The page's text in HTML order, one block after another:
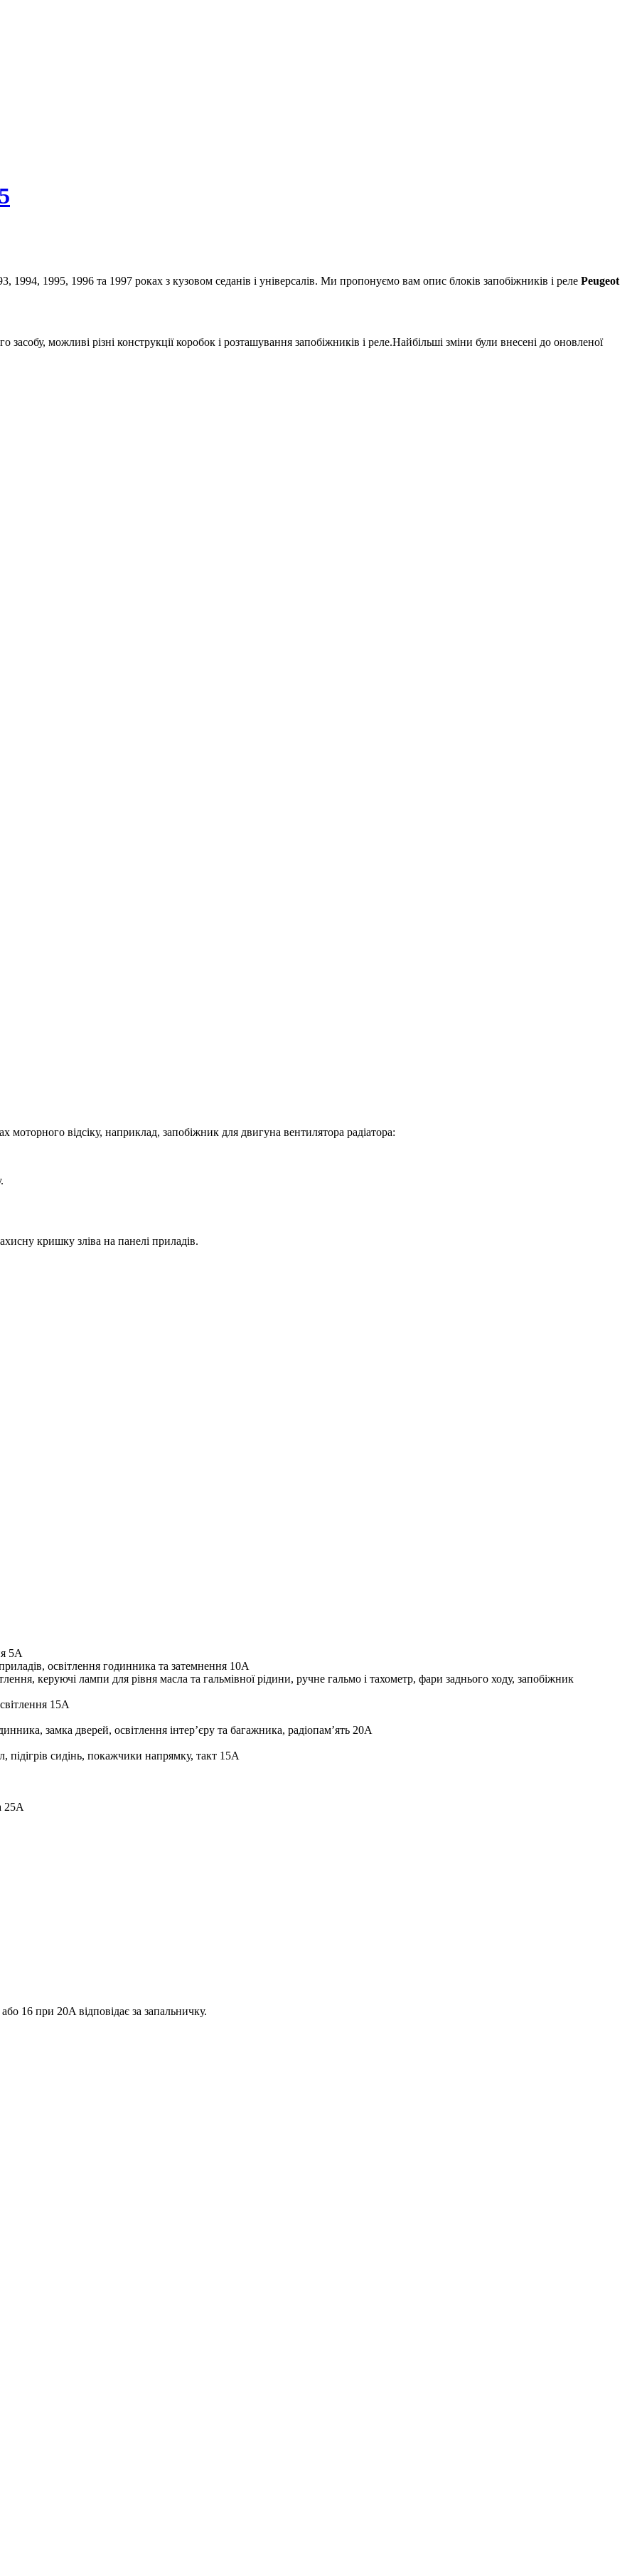
1995, 1996 та 1997 роках з кузовом седанів і універсалів. Ми пропонуємо вам опис блоків запобіжників і реле Peugeot
можливі різні конструкції коробок і розташування запобіжників і реле.Найбільші зміни були внесені до оновленої
моторного відсіку, наприклад, запобіжник для двигуна вентилятора радіатора:
кришку зліва на панелі приладів.
5A
освітлення годинника та затемнення 10A
керуючі лампи для рівня масла та гальмівної рідини, ручне гальмо і тахометр, фари заднього ходу, запобіжник
15A
замка дверей, освітлення інтер’єру та багажника, радіопам’ять 20A
підігрів сидінь, покажчики напрямку, такт 15А
25A
16 при 20A відповідає за запальничку.